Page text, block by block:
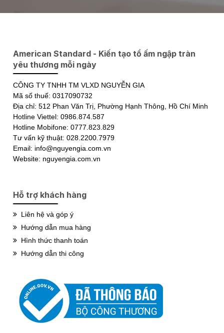
American Standard - Kiến tạo tổ ấm ngập tràn
yêu thương mỗi ngày
CÔNG TY TNHH TM VLXD NGUYỄN GIA
Mã số thuế: 0317090732
Địa chỉ: 512 Phan Văn Trị, Phường Hạnh Thông, Hồ Chí Minh
Hotline Viettel: 0986.874.587
Hotline Mobifone: 0777.823.829
Tư vấn kỹ thuật: 028.2200.7979
Email: info@nguyengia.com.vn
Website: nguyengia.com.vn
Hỗ trợ khách hàng
Liên hệ và góp ý
Hướng dẫn mua hàng
Hình thức thanh toán
Hướng dẫn thi công